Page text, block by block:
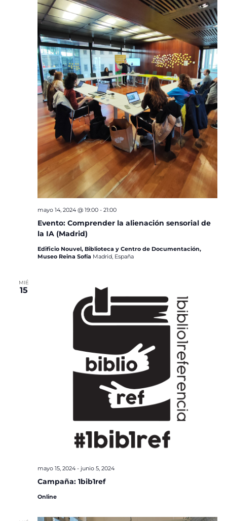
Evento: Comprender la alienación sensorial de
la IA (Madrid)
mayo 14, 2024 @ 19:00- 21:00
Edificio Nouvel, Biblioteca y Centro de Documentación,
Museo Reina Sofía Madrid, España
MIÉ
15
Campaña: 1bib1ref
mayo 15, 2024- junio 5, 2024
Online